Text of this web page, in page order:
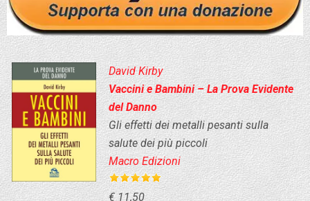
David Kirby
Vaccini e Bambini – La Prova Evidente
del Danno
Gli effetti dei metalli pesanti sulla
salute dei più piccoli
Macro Edizioni
€ 11,50